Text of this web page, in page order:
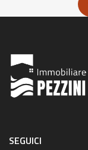
SEGUICI